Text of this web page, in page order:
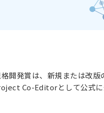
格開発賞は、新規または
Co-Editorとして公式に